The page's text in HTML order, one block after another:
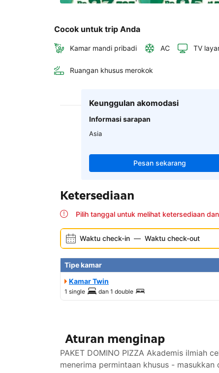
Cocok untuk trip Anda
Kamar mandi pribadi AC TV
Ruangan khusus merokok
Keunggulan akomodasi
Informasi sarapan
Asia
Pesan sekarang
Ketersediaan
Pilih tanggal untuk melihat ketersediaan
Waktu check-in — Waktu check-out
Tipe kamar
Kamar Twin
1 single dan 1 double
Aturan menginap
PAKET DOMINO PIZZA Akademis
menerima permintaan khusus -